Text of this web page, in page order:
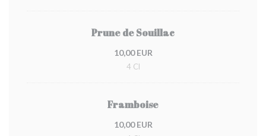
Prune de Souillac
10,00 EUR
4 Cl
Framboise
10,00 EUR